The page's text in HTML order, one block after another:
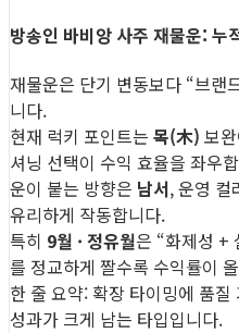
방송인 바비앙 사주 재물운: 누
재물운은 단기 변동보다 “브랜
니다.
현재 럭키 포인트는 목(木) 보
셔닝 선택이 수익 효율을 좌우
운이 붙는 방향은 남서, 운영 컬
유리하게 작동합니다.
특히 9월 · 정유월은 “화제성 +
를 정교하게 짤수록 수익률이
한 줄 요약: 확장 타이밍에 품
성과가 크게 남는 타입입니다.